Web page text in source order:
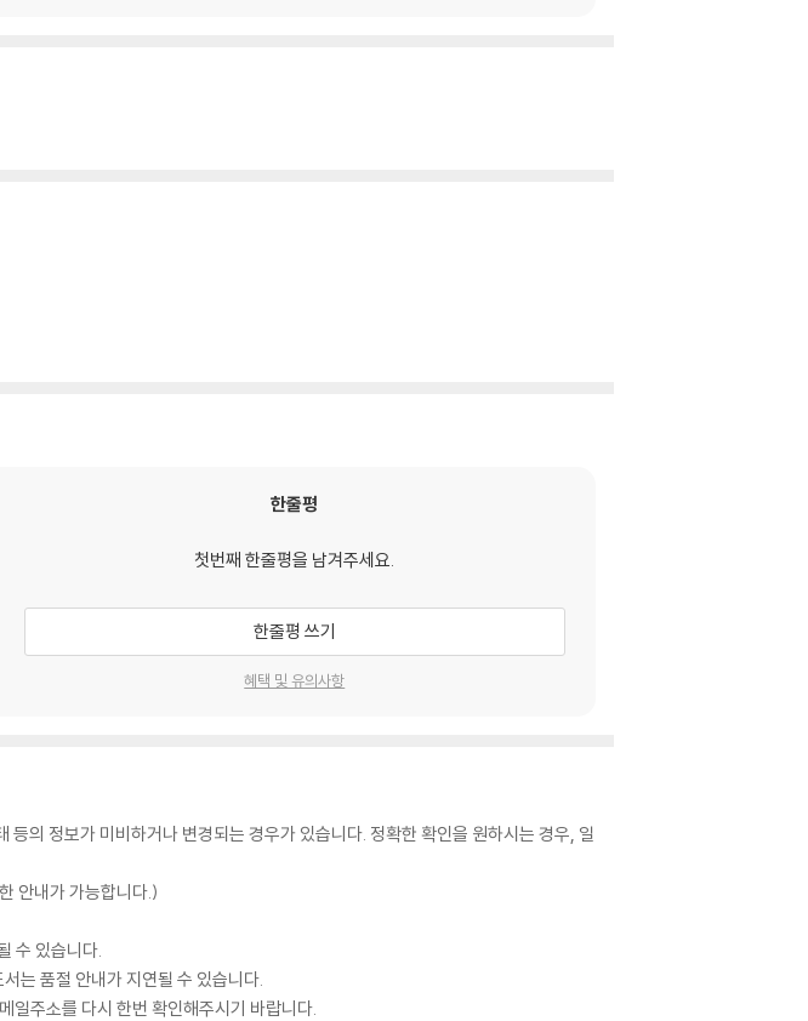
한줄평
첫번째 한줄평을 남겨주세요.
한줄평 쓰기
혜택 및 유의사항
의 정보가 미비하거나 변경되는 경우가 있습니다. 정확한 확인을 원하시는 경우, 일
안내가 가능합니다.)
수 있습니다.
는 품절 안내가 지연될 수 있습니다.
일주소를 다시 한번 확인해주시기 바랍니다.